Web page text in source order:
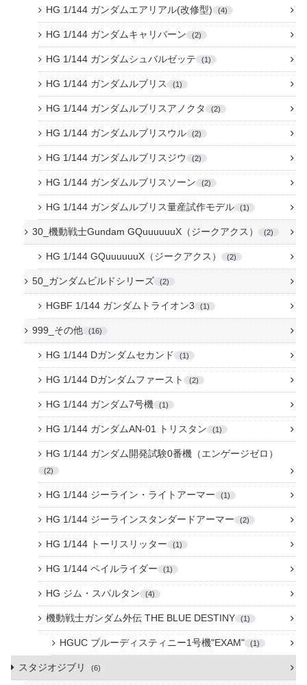
HG 1/144 ガンダムエアリアル(改修型) 4
HG 1/144 ガンダムキャリバーン 2
HG 1/144 ガンダムシュバルゼッテ 1
HG 1/144 ガンダムルブリス 1
HG 1/144 ガンダムルブリスアノクタ 2
HG 1/144 ガンダムルブリスウル 2
HG 1/144 ガンダムルブリスジウ 2
HG 1/144 ガンダムルブリスソーン 2
HG 1/144 ガンダムルブリス量産試作モデル 1
30_機動戦士Gundam GQuuuuuuX（ジークアクス） 2
HG 1/144 GQuuuuuuX（ジークアクス） 2
50_ガンダムビルドシリーズ 2
HGBF 1/144 ガンダムトライオン3 1
999_その他 16
HG 1/144 Dガンダムセカンド 1
HG 1/144 Dガンダムファースト 2
HG 1/144 ガンダム7号機 1
HG 1/144 ガンダムAN-01 トリスタン 1
HG 1/144 ガンダム開発試験0番機（エンゲージゼロ）
2
HG 1/144 ジーライン・ライトアーマー 1
HG 1/144 ジーラインスタンダードアーマー 2
HG 1/144 トーリスリッター 1
HG 1/144 ペイルライダー 1
HG ジム・スパルタン 4
機動戦士ガンダム外伝 THE BLUE DESTINY 1
HGUC ブルーディスティニー1号機"EXAM" 1
スタジオジブリ 6